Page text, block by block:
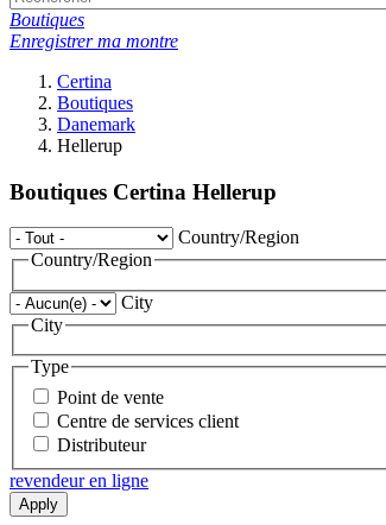
Boutiques
Enregistrer ma montre
Certina
Boutiques
Danemark
Hellerup
Boutiques Certina Hellerup
Country/Region
Country/Region
City
City
Type
Point de vente
Centre de services client
Distributeur
revendeur en ligne
Apply